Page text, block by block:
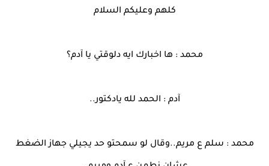
كلهم وعليكم السلام
محمد : ها اخبارك ايه دلوقتي يا آدم؟
آدم : الحمد لله يادكتور..
محمد : سلم ع مريم..وقال لو سمحتو حد يجيلي جهاز الضغط